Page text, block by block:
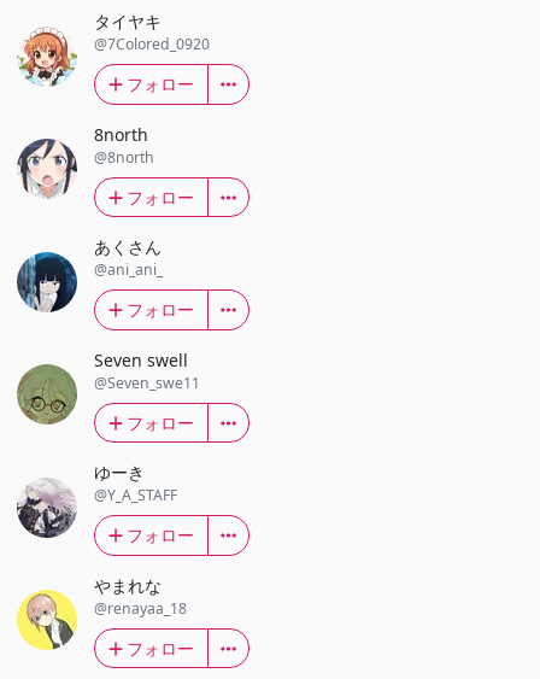
タイヤキ
@7Colored_0920
フォロー
8north
@8north
フォロー
あくさん
@ani_ani_
フォロー
Seven swell
@Seven_swe11
フォロー
ゆーき
@Y_A_STAFF
フォロー
やまれな
@renayaa_18
フォロー